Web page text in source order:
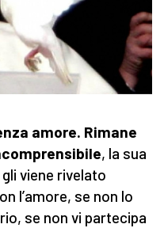
amore. Rimane
, la sua
viene rivelato
l’amore, se non lo
se non vi partecipa